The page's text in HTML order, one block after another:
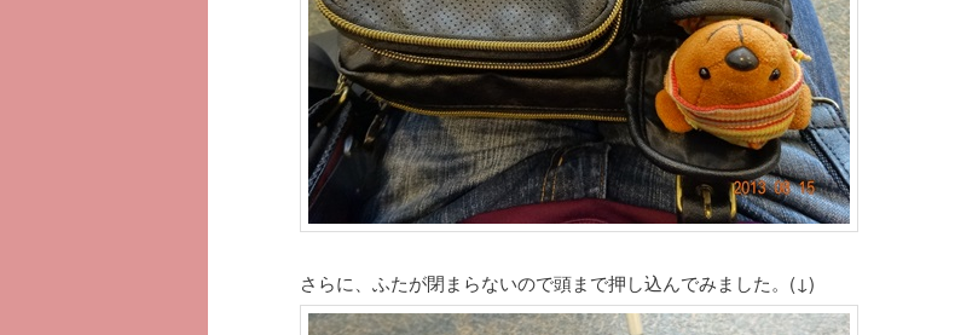
さらに、ふたが閉まらないので頭まで押し込んでみました。(↓)